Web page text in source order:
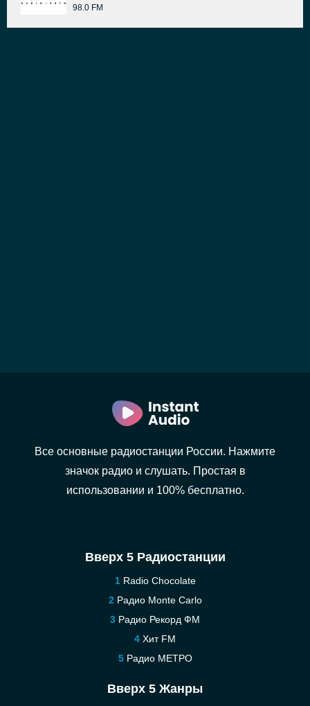
98.0 FM
Все основные радиостанции России. Нажмите
значок радио и слушать. Простая в
использовании и 100% бесплатно.
Вверх 5 Радиостанции
Radio Chocolate
Радио Monte Carlo
Радио Рекорд ФМ
Хит FM
Радио МЕТРО
Вверх 5 Жанры